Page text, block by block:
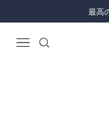
最高